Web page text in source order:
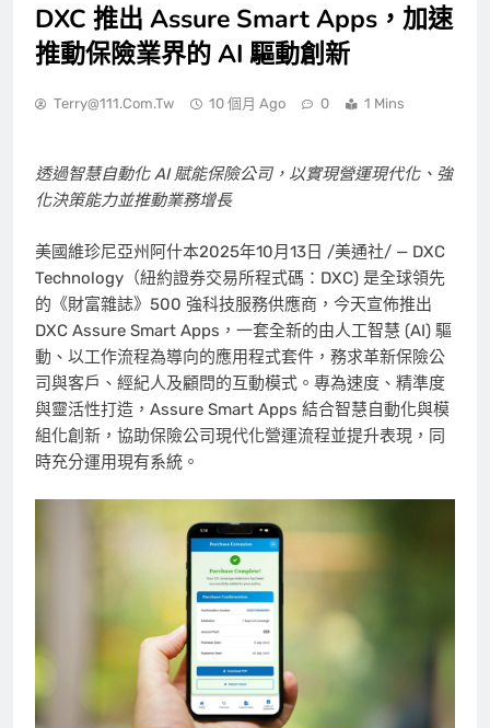
DXC 推出 Assure Smart Apps，加速
推動保險業界的 AI 驅動創新
Terry@111.com.tw 10 個月 Ago 0 1 Mins
透過智慧自動化 AI 賦能保險公司，以實現營運現代化、強
化決策能力並推動業務增長
美國維珍尼亞州阿什本2025年10月13日 /美通社/ — DXC
Technology（紐約證券交易所程式碼：DXC) 是全球領先
的《財富雜誌》500 強科技服務供應商，今天宣佈推出
DXC Assure Smart Apps，一套全新的由人工智慧 (AI) 驅
動、以工作流程為導向的應用程式套件，務求革新保險公
司與客戶、經紀人及顧問的互動模式。專為速度、精準度
與靈活性打造，Assure Smart Apps 結合智慧自動化與模
組化創新，協助保險公司現代化營運流程並提升表現，同
時充分運用現有系統。